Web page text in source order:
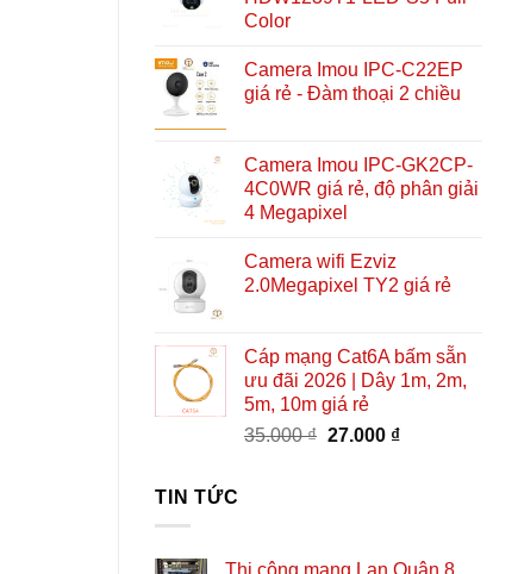
Color
Camera Imou IPC-C22EP
giá rẻ - Đàm thoại 2 chiều
Camera Imou IPC-GK2CP-
4C0WR giá rẻ, độ phân giải
4 Megapixel
Camera wifi Ezviz
2.0Megapixel TY2 giá rẻ
Cáp mạng Cat6A bấm sẵn
ưu đãi 2026 | Dây 1m, 2m,
5m, 10m giá rẻ
35.000₫ Giá
27.000 ₫Giá
TIN TỨC